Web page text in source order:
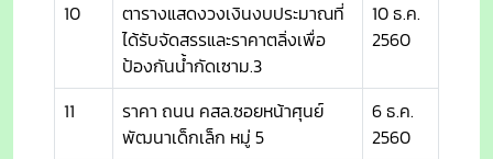
10
ตารางแสดงวงเงินงบประมาณที่
ได้รับจัดสรรและราคาตลิ่งเพื่อ
ป้องกันน้ำกัดเซาม.3
10 ธ.ค.
2560
11
ราคา ถนน คสล.ซอยหน้าศุนย์
พัฒนาเด็กเล็ก หมู่ 5
6 ธ.ค.
2560